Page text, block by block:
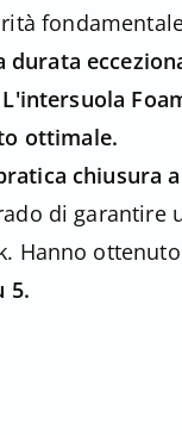
durata
L'intersuola
ottimale.
chiusura
di garantire
Hanno ottenuto
5.